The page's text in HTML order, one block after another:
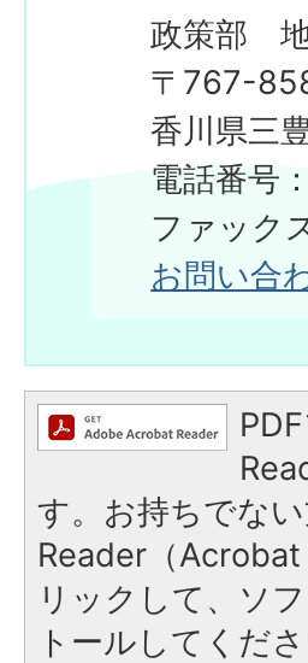
政策部
〒767-
香川県三
電話番号
ファック
お問い合
す。お持ちでな
Reader（
リックして、ソ
トールしてくださ